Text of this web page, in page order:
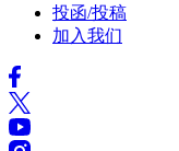
投函/投稿
加入我们